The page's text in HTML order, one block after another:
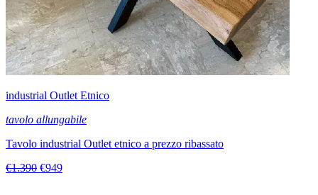
industrial Outlet Etnico
tavolo allungabile
Tavolo industrial Outlet etnico a prezzo ribassato
€1.390 €949